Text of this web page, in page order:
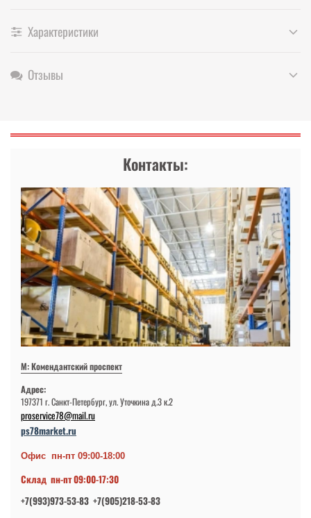
Характеристики
Отзывы
Контакты:
М: Комендантский проспект
Адрес:
197371 г. Санкт-Петербург, ул. Уточкина д.3 к.2
proservice78@mail.ru
ps78market.ru
Офис пн-пт 09:00-18:00
Склад пн-пт 09:00-17:30
+7(993)973-53-83 +7(905)218-53-83